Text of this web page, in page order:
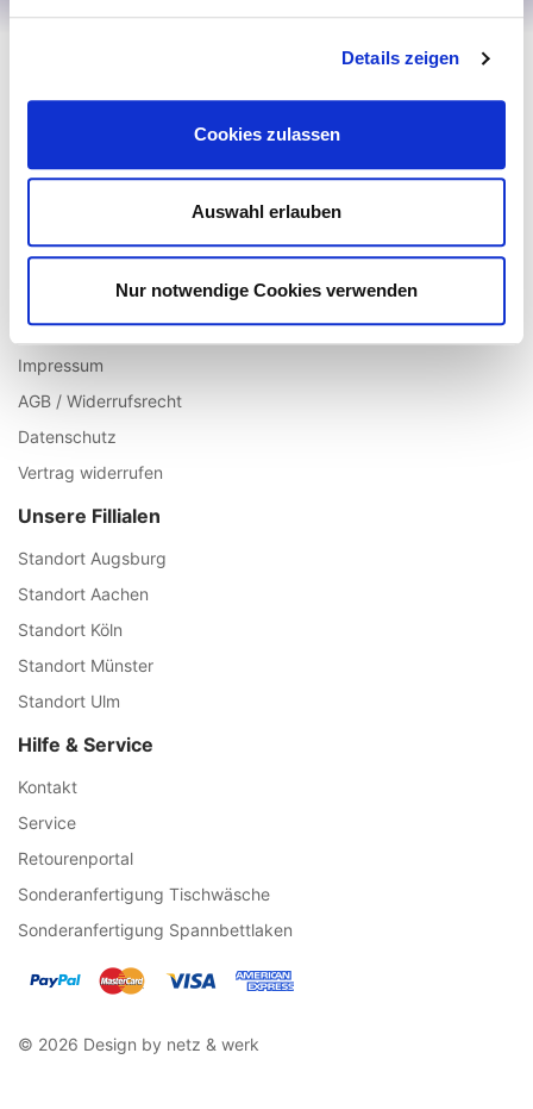
Details zeigen
Cookies zulassen
Auswahl erlauben
Nur notwendige Cookies verwenden
Registrieren
Wunschliste
Zur Kasse
Informationen
Über uns
Impressum
AGB / Widerrufsrecht
Datenschutz
Vertrag widerrufen
Unsere Fillialen
Standort Augsburg
Standort Aachen
Standort Köln
Standort Münster
Standort Ulm
Hilfe & Service
Kontakt
Service
Retourenportal
Sonderanfertigung Tischwäsche
Sonderanfertigung Spannbettlaken
© 2026 Design by netz & werk